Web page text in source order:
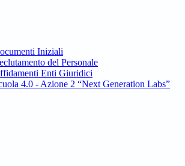
Iniziali
del Personale
Enti Giuridici
4.0 - Azione 2 “Next Generation Labs”